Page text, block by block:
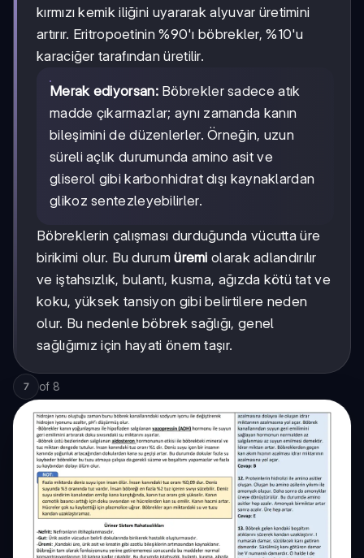
kırmızı kemik iliğini uyararak alyuvar üretimini
artırır. Eritropoetinin %90'ı böbrekler, %10'u
karaciğer tarafından üretilir.
Merak ediyorsan:Böbrekler sadece atık
madde çıkarmazlar; aynı zamanda kanın
bileşimini de düzenlerler. Örneğin, uzun
süreli açlık durumunda amino asit ve
gliserol gibi karbonhidrat dışı kaynaklardan
glikoz sentezleyebilirler.
Böbreklerin çalışması durduğunda vücutta üre
birikimi olur. Bu durumüremi olarak adlandırılır
ve iştahsızlık, bulantı, kusma, ağızda kötü tat ve
koku, yüksek tansiyon gibi belirtilere neden
olur. Bu nedenle böbrek sağlığı, genel
sağlığımız için hayati önem taşır.
7 of 8